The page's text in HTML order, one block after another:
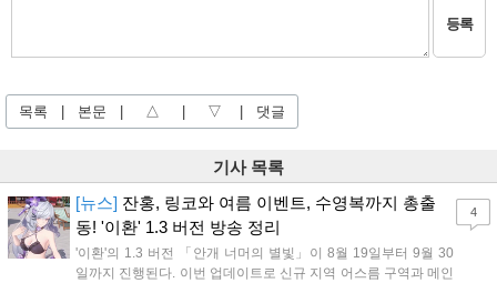
등록
목록 본문 △ ▽ 댓글
기사 목록
[뉴스] 잔홍, 링코와 여름 이벤트, 수영복까지 총출
동! '이환' 1.3 버전 방송 정리
'이환'의 1.3 버전 「안개 너머의 별빛」이 8월 19일부터 9월 30
일까지 진행된다. 이번 업데이트로 신규 지역 어스름 구역과 메인
4